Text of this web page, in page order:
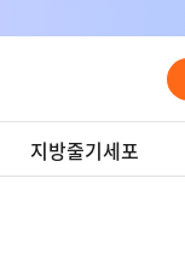
지방줄기세포